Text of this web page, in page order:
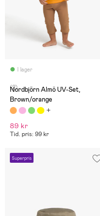
I lager
(2)
Nordbjörn Almö UV-Set,
Brown/orange
89 kr
Tid. pris: 99 kr
Superpris